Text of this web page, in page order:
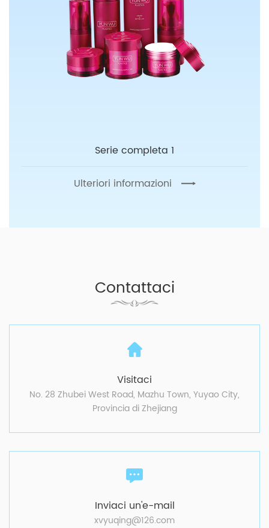
Serie completa 1
Ulteriori informazioni
Contattaci
Visitaci
No. 28 Zhubei West Road, Mazhu Town, Yuyao City,
Provincia di Zhejiang
Inviaci un'e-mail
xvyuqing@126.com